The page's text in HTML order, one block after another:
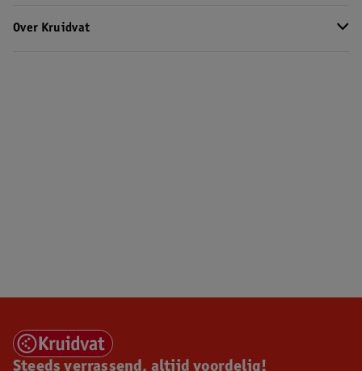
Over Kruidvat
Steeds verrassend, altijd voordelig!